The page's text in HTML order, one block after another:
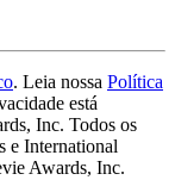
. Leia nossa Política
está
Inc. Todos os
e International
Awards, Inc.